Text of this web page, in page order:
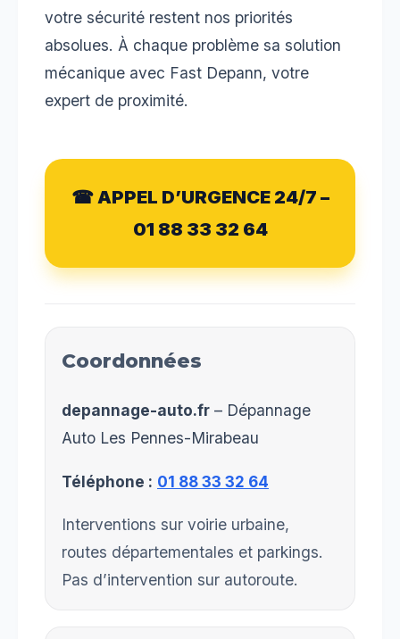
votre sécurité restent nos priorités
absolues. À chaque problème sa solution
mécanique avec Fast Depann, votre
expert de proximité.
☎ APPEL D’URGENCE 24/7 –
01 88 33 32 64
Coordonnées
depannage-auto.fr – Dépannage
Auto Les Pennes-Mirabeau
Téléphone : 01 88 33 32 64
Interventions sur voirie urbaine,
routes départementales et parkings.
Pas d’intervention sur autoroute.